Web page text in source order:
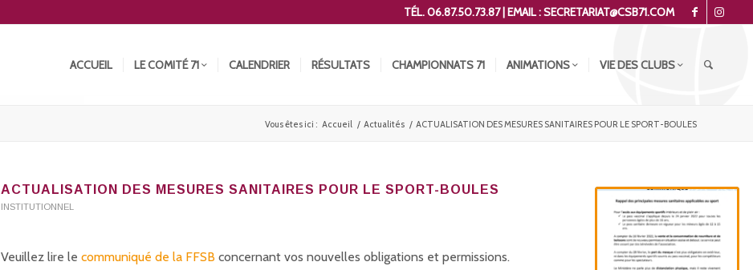
TÉL. 06.87.50.73.87 | EMAIL : SECRETARIAT@CSB71.COM
ACCUEIL LE COMITÉ 71 CALENDRIER RÉSULTATS CHAMPIONNATS 71 ANIMATIONS VIE DES CLUBS
Vous êtes ici : Accueil / Actualités / ACTUALISATION DES MESURES SANITAIRES POUR LE SPORT-BOULES
ACTUALISATION DES MESURES SANITAIRES POUR LE SPORT-BOULES
INSTITUTIONNEL
Veuillez lire lecommuniqué de la FFSB concernant vos nouvelles obligations et permissions.